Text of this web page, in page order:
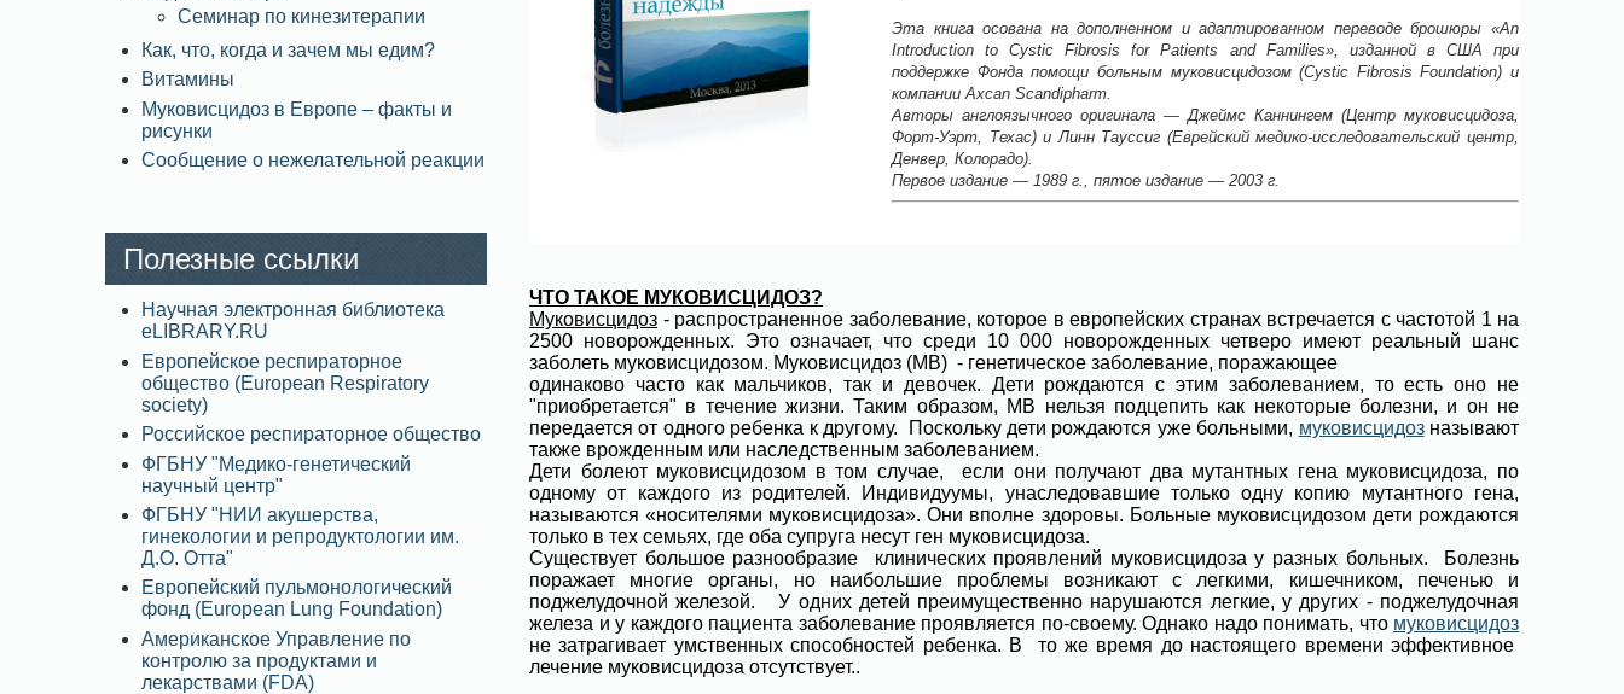
Эта книга осована на дополненном и адаптированном переводе брошюры «An
Introduction to Cystic Fibrosis for Patients and Families», изданной в США при
поддержке Фонда помощи больным муковисцидозом (Cystic Fibrosis Foundation) и
компании Axcan Scandipharm.
Авторы англоязычного оригинала — Джеймс Каннингем (Центр муковисцидоза,
Форт-Уэрт, Техас) и Линн Тауссиг (Еврейский медико-исследовательский центр,
Денвер, Колорадо).
Первое издание — 1989 г., пятое издание — 2003 г.
ЧТО ТАКОЕ МУКОВИСЦИДОЗ?
Муковисцидоз - распространенное заболевание, которое в европейских странах встречается с частотой 1 на
2500 новорожденных. Это означает, что среди 10 000 новорожденных четверо имеют реальный шанс
заболеть муковисцидозом. Муковисцидоз (МВ) - генетическое заболевание, поражающее
одинаково часто как мальчиков, так и девочек. Дети рождаются с этим заболеванием, то есть оно не
"приобретается" в течение жизни. Таким образом, МВ нельзя подцепить как некоторые болезни, и он не
передается от одного ребенка к другому. Поскольку дети рождаются уже больными, муковисцидозназывают
также врожденным или наследственным заболеванием.
Дети болеют муковисцидозом в том случае, если они получают два мутантных гена муковисцидоза, по
одному от каждого из родителей. Индивидуумы, унаследовавшие только одну копию мутантного гена,
называются «носителями муковисцидоза». Они вполне здоровы. Больные муковисцидозом дети рождаются
только в тех семьях, где оба супруга несут ген муковисцидоза.
Существует большое разнообразие клинических проявлений муковисцидоза у разных больных. Болезнь
поражает многие органы, но наибольшие проблемы возникают с легкими, кишечником, печенью и
поджелудочной железой. У одних детей преимущественно нарушаются легкие, у других - поджелудочная
железа и у каждого пациента заболевание проявляется по-своему. Однако надо понимать, что муковисцидоз
не затрагивает умственных способностей ребенка. В то же время до настоящего времени эффективное
лечение муковисцидоза отсутствует..
Семинар по кинезитерапии
Как, что, когда и зачем мы едим?
Витамины
Муковисцидоз в Европе – факты и
рисунки
Сообщение о нежелательной реакции
Полезные ссылки
Научная электронная библиотека
eLIBRARY.RU
Европейское респираторное
общество (European Respiratory
society)
Российское респираторное общество
ФГБНУ "Медико-генетический
научный центр"
ФГБНУ "НИИ акушерства,
гинекологии и репродуктологии им.
Д.О. Отта"
Европейский пульмонологический
фонд (European Lung Foundation)
Американское Управление по
контролю за продуктами и
лекарствами (FDA)